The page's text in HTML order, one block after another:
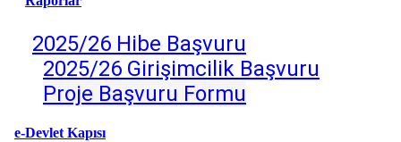
2025/26 Hibe Başvuru
2025/26 Girişimcilik Başvuru
Proje Başvuru Formu
e-Devlet Kapısı